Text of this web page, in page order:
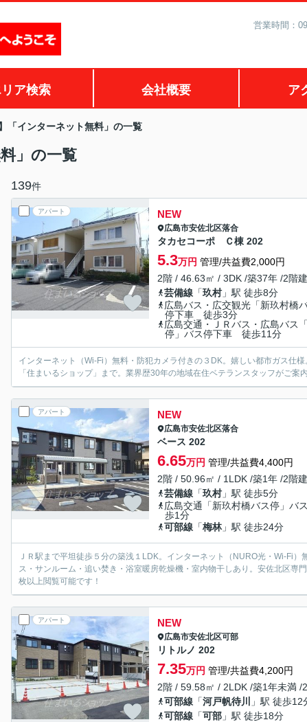
営業時間：
ア検索 会社概要 ア
】「インターネット無料」の一覧
」の一覧
139件
アパート NEW
広島市安佐北区落合
タカセコーポ Ｃ棟 202
5.3万円 管理/共益費2,000円
2階 / 46.63㎡ / 3DK /築37年 /2階建
芸備線 「玖村」駅 徒歩8分
広島バス・広交観光「新玖村橋
停下車 徒歩3分
広島交通・ＪＲバス・広島バス
停」バス停下車 徒歩11分
インターネット（Wi-Fi）無料・防犯カメラ付きの３DK。嬉しい都市ガス仕
「住まいるショップ」まで。業界歴30年の地域在住ベテランスタッフがご案
アパート NEW
広島市安佐北区落合
ベース 202
6.65万円 管理/共益費4,400円
2階 / 50.96㎡ / 1LDK /築1年 /2階建
芸備線 「玖村」駅 徒歩5分
広島交通「新玖村橋バス停」バ
歩1分
可部線 「梅林」駅 徒歩24分
ＪＲ駅まで平坦徒歩５分の築浅１LDK。インターネット（NURO光・Wi-Fi
ス・サンルーム・追い焚き・浴室暖房乾燥機・室内物干しあり。安佐北区
枚以上閲覧可能です！
アパート NEW
広島市安佐北区可部
リトルノ 202
7.35万円 管理/共益費4,200円
2階 / 59.58㎡ / 2LDK /築1年未満 /
可部線 「河戸帆待川
」駅 徒歩12
可部線 「可部 」駅 徒歩18分